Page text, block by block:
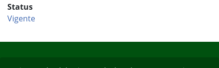
Status
Vigente